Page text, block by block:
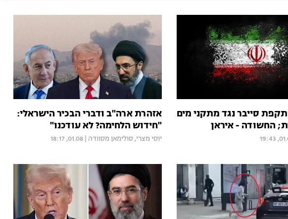
סייבר נגד מתקני מים
אזהרת ארה"ב ודברי הבכיר הישראלי:
"חידוש הלחימה? לא עודכנו"
יוסי מצרי, סולימאן מסוודה 01.08, 18:17